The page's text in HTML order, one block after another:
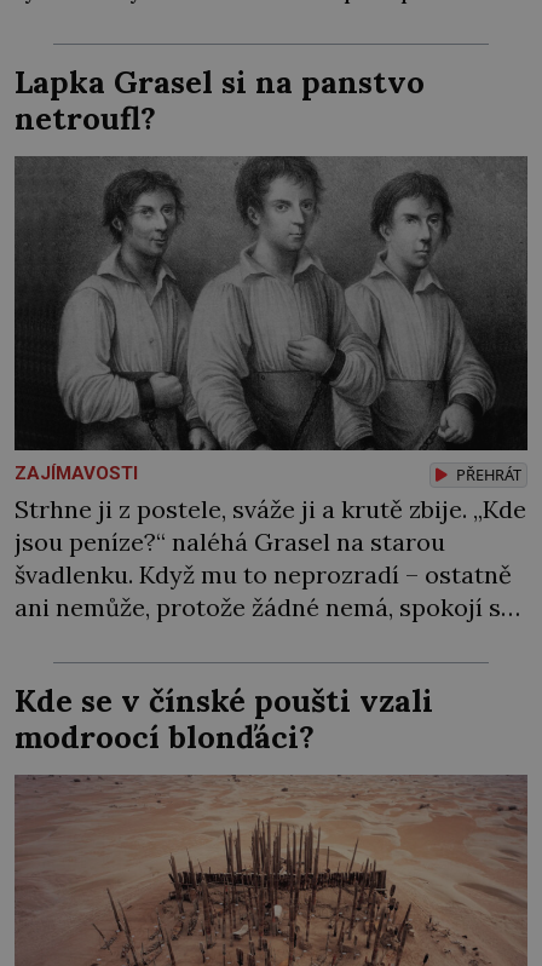
jim potvrdí také to, že na něj během výslechů
nikdo nevyvíjel fyzický ani psychický nátlak.
Syn brněnského řezníka chce být knězem a
[…]
Lapka Grasel si na panstvo
netroufl?
ZAJÍMAVOSTI PŘEHRÁT
Strhne ji z postele, sváže ji a krutě zbije. „Kde
jsou peníze?“ naléhá Grasel na starou
švadlenku. Když mu to neprozradí – ostatně
ani nemůže, protože žádné nemá, spokojí se
Zraněná žena pár dní nato umírá. Je to muž
nebývale krutý. Jeho činy budí hrůzu ještě
dlouho po jeho smrti […]
Kde se v čínské poušti vzali
modroocí blonďáci?